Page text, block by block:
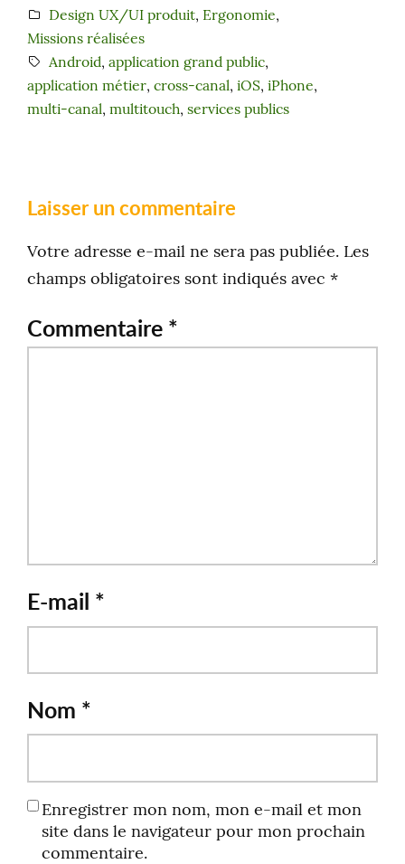
Design UX/UI produit, Ergonomie,
Missions réalisées
Android, application grand public,
application métier, cross-canal, iOS, iPhone,
multi-canal, multitouch, services publics
Laisser un commentaire
Votre adresse e-mail ne sera pas publiée. Les
champs obligatoires sont indiqués avec*
Commentaire*
E-mail *
Nom *
Enregistrer mon nom, mon e-mail et mon
site dans le navigateur pour mon prochain
commentaire.